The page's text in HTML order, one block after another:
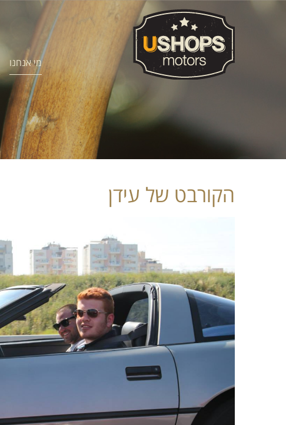
מי אנחנו
הקורבט של עידן